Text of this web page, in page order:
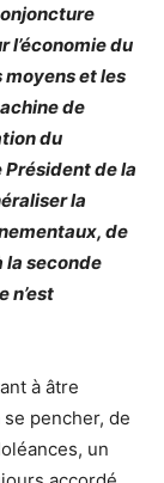
l’économie du
moyens et les
de
du
Président de la
la
de
la seconde
n’est
à âtre
pencher, de
un